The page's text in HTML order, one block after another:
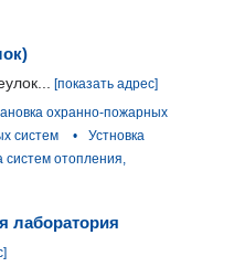
[показать адрес]
охранно-пожарных
систем •
Устновка
систем отопления,
лаборатория